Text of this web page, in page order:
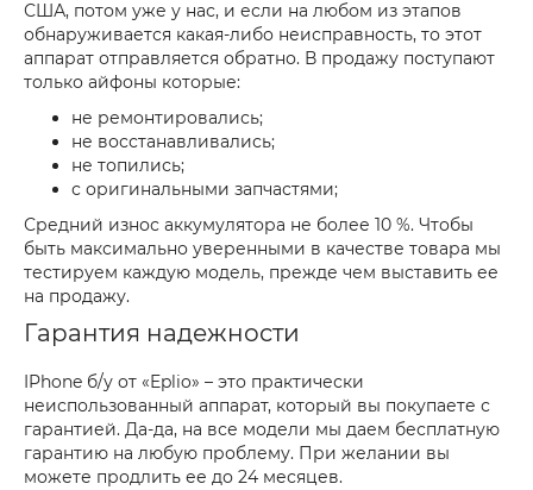
США, потом уже у нас, и если на любом из этапов
обнаруживается какая-либо неисправность, то этот
аппарат отправляется обратно. В продажу поступают
только айфоны которые:
не ремонтировались;
не восстанавливались;
не топились;
с оригинальными запчастями;
Средний износ аккумулятора не более 10 %. Чтобы
быть максимально уверенными в качестве товара мы
тестируем каждую модель, прежде чем выставить ее
на продажу.
Гарантия надежности
IPhone б/у от «Eplio» – это практически
неиспользованный аппарат, который вы покупаете с
гарантией. Да-да, на все модели мы даем бесплатную
гарантию на любую проблему. При желании вы
можете продлить ее до 24 месяцев.